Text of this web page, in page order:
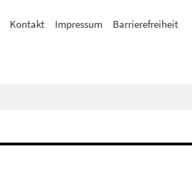
Kontakt Impressum Barrierefreiheit